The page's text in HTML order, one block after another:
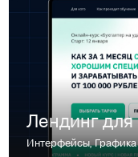
Интерфейсы,Графика